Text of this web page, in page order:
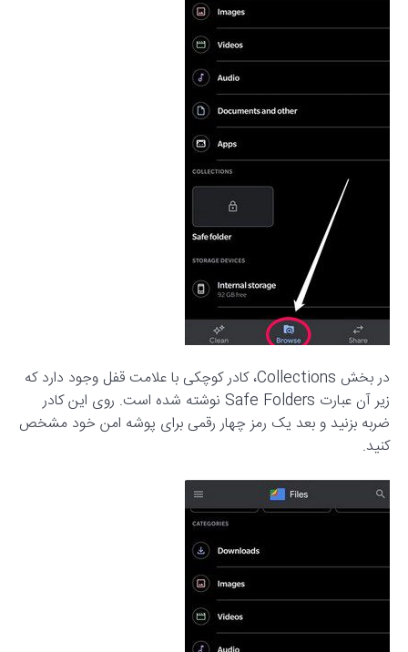
در بخش Collections، کادر کوچکی با علامت قفل وجود دارد که
زیر آن عبارت Safe Folders نوشته شده است. روی این کادر
ضربه بزنید و بعد یک رمز چهار رقمی برای پوشه‌ امن خود مشخص
کنید.